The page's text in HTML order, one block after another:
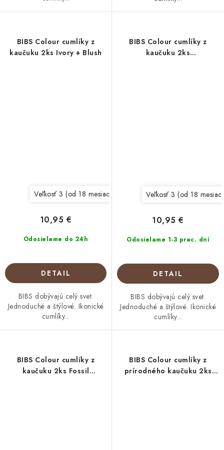
BIBS Colour cumlíky z
kaučuku 2ks Ivory + Blush
Veľkosť 3 (od 18 mesiacov) Veľkosť 2 ( 6 - 18 mesiacov)
Odosielame do 24h
10,95 €
DETAIL
BIBS dobývajú celý svet.
Jednoduché a štýlové. Ikonické
cumlíky...
BIBS Colour cumlíky z
kaučuku 2ks
Veľkosť 3 (od 18
Odosielame 1-3 prac. dní
10,95 €
DETAIL
BIBS dobývajú celý svet.
Jednoduché a štýlové. Ikonické
cumlíky...
BIBS Colour cumlíky z
kaučuku 2ks Fossil
BIBS Colour cumlíky z
prírodného kaučuku 2ks